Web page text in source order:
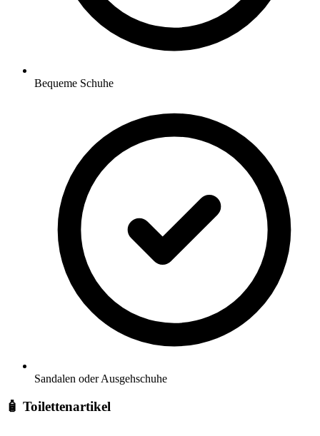
Bequeme Schuhe
Sandalen oder Ausgehschuhe
🧴 Toilettenartikel